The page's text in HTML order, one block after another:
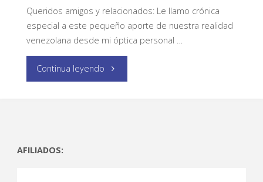
Queridos amigos y relacionados: Le llamo crónica
especial a este pequeño aporte de nuestra realidad
venezolana desde mi óptica personal …
Continua leyendo
AFILIADOS: